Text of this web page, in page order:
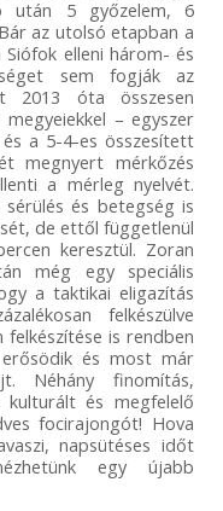
után 5 győzelem, 6
az utolsó etapban a
elleni három- és
sem fogják az
2013 óta összesen
– egyszer
a 5-4-es összesített
megnyert mérkőzés
a mérleg nyelvét.
és betegség is
de ettől függetlenül
keresztül. Zoran
még egy speciális
a taktikai eligazítás
felkészülve
is rendben
és most már
Néhány finomítás,
és megfelelő
focirajongót! Hova
napsütéses időt
egy újabb